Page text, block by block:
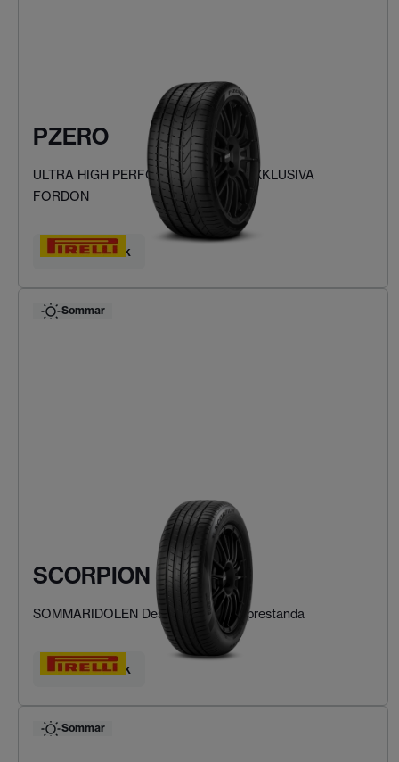
PZERO
ULTRA HIGH PERFORMANCE FÖR EXKLUSIVA
FORDON
Hitta ditt däck
Sommar
SCORPION
SOMMARIDOLEN Designad för SUV-prestanda
Hitta ditt däck
Sommar